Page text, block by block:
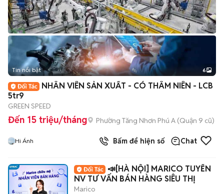
+2
Tin nổi bật 6
NHÂN VIÊN SẢN XUẤT - CÓ THÂM NIÊN - LCB
5tr9
GREEN SPEED
Đến 15 triệu/tháng Phường Tăng Nhơn Phú A (Quận 9 cũ)
Hi Ánh Bấm để hiện số Chat
📣[HÀ NỘI] MARICO TUYỂN
NV TƯ VẤN BÁN HÀNG SIÊU THỊ
Marico